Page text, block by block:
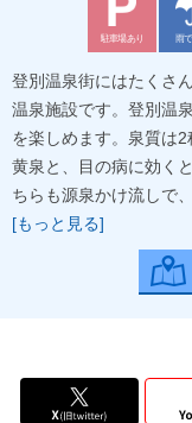
駐車場あり 雨
登別温泉街にはたくさ
温泉施設です。登別温
を楽しめます。泉質は
黄泉と、目の病に効く
ちらも源泉かけ流しで
[もっと見る]